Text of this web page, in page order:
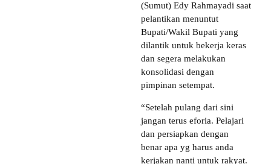
(Sumut) Edy Rahmayadi saat
pelantikan menuntut
Bupati/Wakil Bupati yang
dilantik untuk bekerja keras
dan segera melakukan
konsolidasi dengan
pimpinan setempat.
“Setelah pulang dari sini
jangan terus eforia. Pelajari
dan persiapkan dengan
benar apa yg harus anda
kerjakan nanti untuk rakyat.